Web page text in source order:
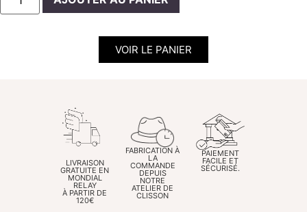
VOIR LE PANIER
LIVRAISON
GRATUITE EN
MONDIAL
RELAY
À PARTIR DE
120€
FABRICATION À
LA
COMMANDE
DEPUIS
NOTRE
ATELIER DE
CLISSON
PAIEMENT
FACILE ET
SÉCURISÉ.